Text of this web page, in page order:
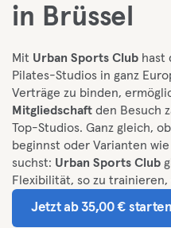
in Brüssel
Mit Urban Sports Club hast
Pilates-Studios in ganz
Verträge zu binden,
Mitgliedschaft den Besuch
Top-Studios. Ganz gleich,
beginnst oder Varianten
suchst: Urban Sports Club
Flexibilität, so zu trainieren,
Jetzt ab 35,00 € starten